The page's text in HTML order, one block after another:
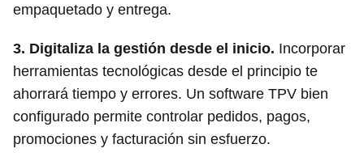
empaquetado y entrega.
3. Digitaliza la gestión desde el inicio. Incorporar
herramientas tecnológicas desde el principio te
ahorrará tiempo y errores. Un software TPV bien
configurado permite controlar pedidos, pagos,
promociones y facturación sin esfuerzo.